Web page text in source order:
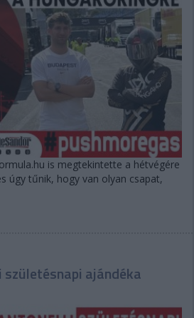
is megtekintette a hétvégére
úgy tűnik, hogy van olyan csapat,
ajándéka